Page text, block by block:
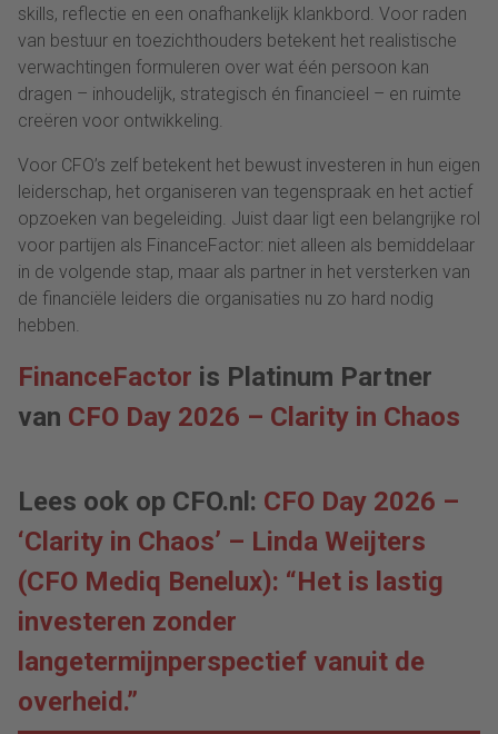
skills, reflectie en een onafhankelijk klankbord. Voor raden
van bestuur en toezichthouders betekent het realistische
verwachtingen formuleren over wat één persoon kan
dragen – inhoudelijk, strategisch én financieel – en ruimte
creëren voor ontwikkeling.
Voor CFO’s zelf betekent het bewust investeren in hun eigen
leiderschap, het organiseren van tegenspraak en het actief
opzoeken van begeleiding. Juist daar ligt een belangrijke rol
voor partijen als FinanceFactor: niet alleen als bemiddelaar
in de volgende stap, maar als partner in het versterken van
de financiële leiders die organisaties nu zo hard nodig
hebben.
FinanceFactor is Platinum Partner
van CFO Day 2026 – Clarity in Chaos
Lees ook op CFO.nl: CFO Day 2026 –
‘Clarity in Chaos’ – Linda Weijters
(CFO Mediq Benelux): “Het is lastig
investeren zonder
langetermijnperspectief vanuit de
overheid.”